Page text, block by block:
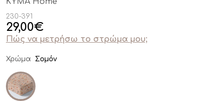
230-391
29,00€
Πώς να μετρήσω το στρώμα μου;
Χρώμα Σομόν